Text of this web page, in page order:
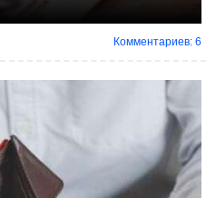
Комментариев: 6